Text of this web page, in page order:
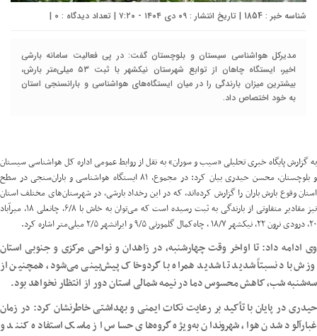
شناسه خبر : 1854 | تاریخ انتشار : ۰۹ دی ۱۴۰۴ - ۷:۲۰ | تعداد دیدگاه : ۰ |
مدیرکل هواشناسی سیستان و بلوچستان گفت: در پی فعالیت سامانه بارشی
اخیر، ایستگاه چاهان از توابع شهرستان نیکشهر با ثبت ۵۳ میلی‌متر بارش،
بیشترین میزان بارندگی را در میان ایستگاه‌های هواشناسی و بارانسنجی استان
به خود اختصاص داد.
به گزارش پایگاه خبری تحلیلی «سیب و سوران» به نقل از روابط عمومی اداره کل هواشناسی سیستان
و بلوچستان، محسن حیدری بیان کرد: در مجموع، ۸۱ ایستگاه هواشناسی و باران‌سنجی در سطح
استان وقوع بارش باران را گزارش کرده‌اند، که در این رخداد بارشی، در شهرستان‌های مختلف استان
نیز مقادیر متفاوتی از بارندگی به ثبت رسیده است که می‌توان به خاش با ۶/۸، چانعلی ۱۸، میرآباد
۲۰، درودی نرون ۲۲، نیکشهر ۱۸/۷ ، چاه‌کمال گلمورتی ۹/۵ و ایرانشهر ۲/۵ میلی‌متر اشاره کرد.
وی ادامه داد: تا اواخر وقت چهارشنبه، در زاهدان و نواحی مرکزی و جنوبی استان
وزش باد نسبتاً شدید تا شدید همراه با گردوخاک پیش‌بینی می‌شود، همچنین از
سه‌شنبه شب، کاهش محسوس دما در نیمه شمالی استان دور از انتظار نخواهد بود.
حیدری در پایان با تأکید بر رعایت نکات ایمنی و بهداشتی خاطرنشان کرد: در زمان
غبارآلود شدن هوا، شهروندان به‌ویژه گروه‌های حساس از ماسک استفاده کنند و